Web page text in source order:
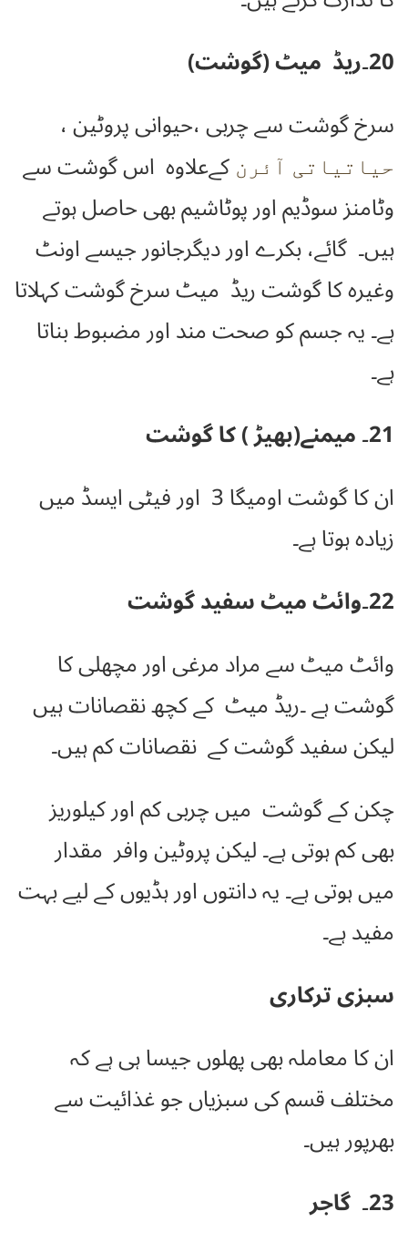
20۔ریڈ میٹ (گوشت)
سرخ گوشت سے چربی،حیوانیپروٹین،
حیاتیاتی آئرن کےعلاوہ اس گوشت سے
وٹامنز سوڈیم اور پوٹاشیم بھی حاصل ہوتے
ہیں۔ گائے، بکرے اور دیگرجانور جیسے اونٹ
وغیرہ کا گوشتریڈ میٹ سرخ گوشت کہلاتا
ہے۔ یہجسم کو صحت مند اور مضبوط بناتا
ہے۔
21۔ میمنے(بھیڑ ) کا گوشت
ان کا گوشت اومیگا 3 اور فیٹی ایسڈ میں
زیادہ ہوتا ہے۔
22۔وائٹ میٹ سفید گوشت
وائٹ میٹ سے مرادمرغی اور مچھلی کا
گوشت ہے ۔ریڈ میٹ کے کچھ نقصانات ہیں
لیکن سفید گوشت کے نقصانات کم ہیں۔
چکن کے گوشت میں چربی کم اور کیلوریز
بھی کم ہوتی ہے۔ لیکن پروٹین وافر مقدار
میں ہوتی ہے۔یہ دانتوں اور ہڈیوں کے لیے بہت
مفید ہے۔
سبزی ترکاری
ان کا معاملہ بھی پھلوں جیسا ہی ہے کہ
مختلف قسم کی سبزیاں جو غذائیت سے
بھرپور ہیں۔
23۔ گاجر